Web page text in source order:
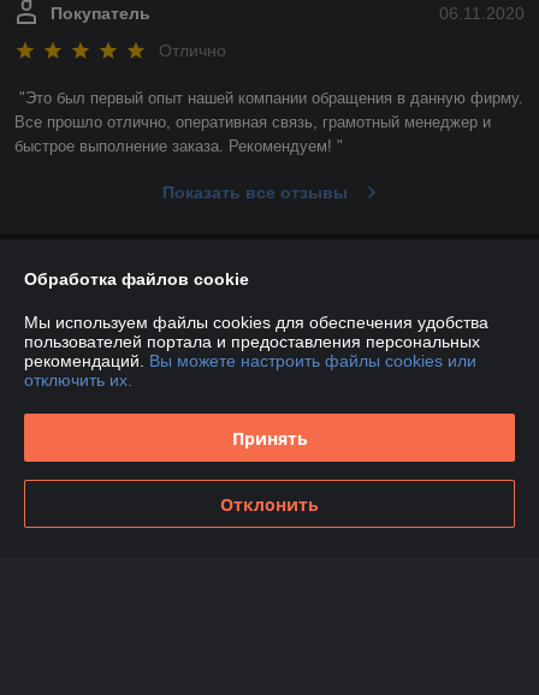
06.11.2020
Покупатель
Отлично
"Это был первый опыт нашей компании обращения в данную фирму.
Все прошло отлично, оперативная связь, грамотный менеджер и
быстрое выполнение заказа. Рекомендуем! "
Показать все отзывы
О нас
Контакты
Доставка и оплата
Обработка файлов cookie
Мы используем файлы cookies для обеспечения удобства
пользователей портала и предоставления персональных
рекомендаций. Вы можете настроить файлы cookies или
отключить их.
Принять
Отклонить